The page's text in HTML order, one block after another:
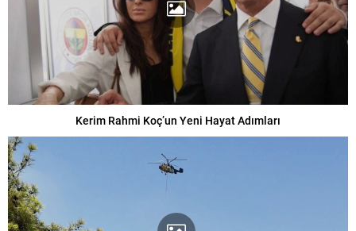
Kerim Rahmi Koç’un Yeni Hayat Adımları